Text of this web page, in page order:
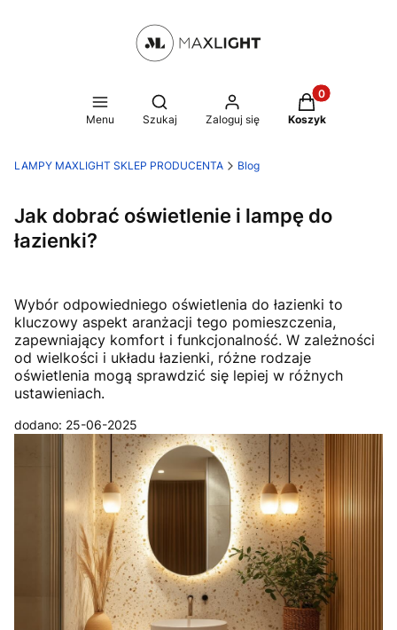
Menu
Otwórz wyszukiwarkę
Szukaj Zaloguj się
Produkty w
Koszyk
LAMPY MAXLIGHT SKLEP PRODUCENTA Blog
Jak dobrać oświetlenie i lampę do
łazienki?
Wybór odpowiedniego oświetlenia do łazienki to
kluczowy aspekt aranżacji tego pomieszczenia,
zapewniający komfort i funkcjonalność. W zależności
od wielkości i układu łazienki, różne rodzaje
oświetlenia mogą sprawdzić się lepiej w różnych
ustawieniach.
dodano: 25-06-2025